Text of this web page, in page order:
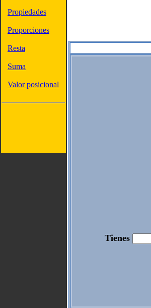
Propiedades
Proporciones
Resta
Suma
Valor posicional
Tienes